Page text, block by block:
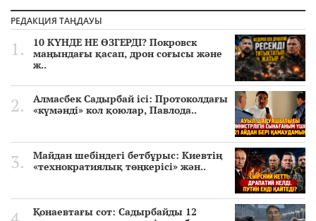
РЕДАКЦИЯ ТАҢДАУЫ
10 КҮНДЕ НЕ ӨЗГЕРДІ? Покровск
маңындағы қасап, дрон соғысы және
ж..
Алмасбек Садырбай ісі: Протоколдағы
«күмәнді» кол қоюлар, Павлода..
Майдан шебіндегі бетбұрыс: Киевтің
«технократиялық төңкерісі» жән..
Қонаевтағы сот: Садырбайды 12